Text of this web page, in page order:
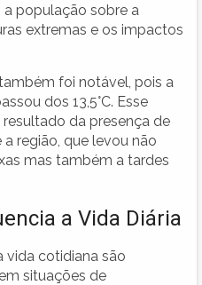
a população sobre a
extremas e os impactos
foi notável, pois a
dos 13,5°C. Esse
da presença de
região, que levou não
mas também a tardes
a Vida Diária
vida cotidiana são
situações de